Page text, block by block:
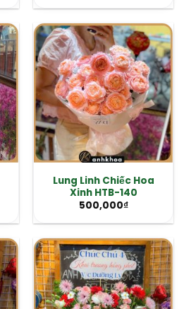
Lung Linh Chiếc Hoa
Xinh HTB-140
500,000₫